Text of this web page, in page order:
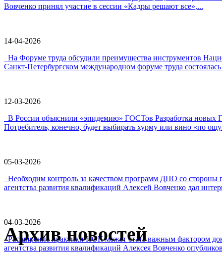
Вовченко принял участие в сессии «Кадры решают все»,...
14-04-2026
На Форуме труда обсудили преимущества инструментов
Санкт-Петербургском международном форуме труда
12-03-2026
В России объяснили «эпидемию» ГОСТов Разработка новых
Потребитель, конечно, будет выбирать хурму или вино «по
05-03-2026
Необходим контроль за качеством программ ДПО со
агентства развития квалификаций Алексей Вовченко дал
04-03-2026
Расширение практики НОК может стать важным фактором
агентства развития квалификаций Алексея Вовченко
Архив новостей